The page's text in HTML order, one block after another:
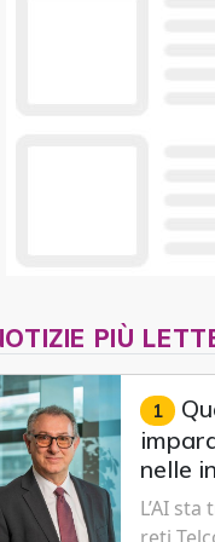
PIÙ
1
nelle
Telco
L’AI